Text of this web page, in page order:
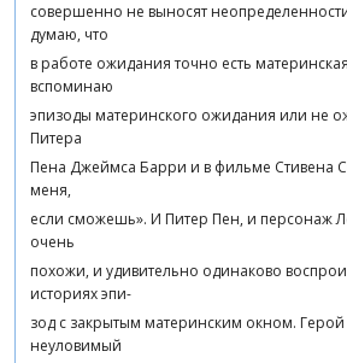
совершенно не выносят
думаю, что
в работе ожидания точно есть
вспоминаю
эпизоды материнского ожидания или не
Питера
Пена Джеймса Барри и в фильме Стивена
меня,
если сможешь». И Питер Пен, и персонаж
очень
похожи, и удивительно одинаково
историях эпи-
зод с закрытым материнским окном.
неуловимый